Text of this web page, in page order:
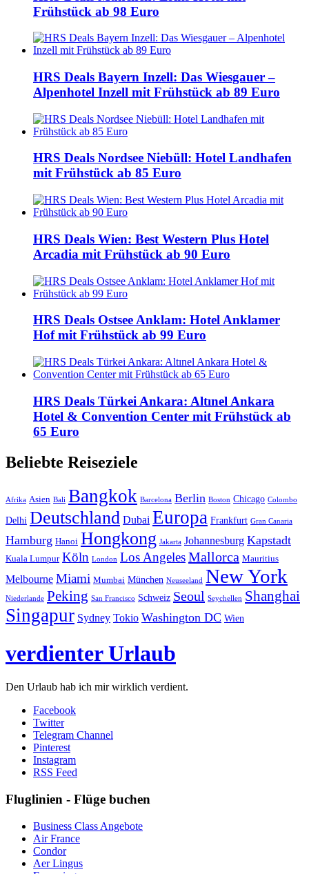
Frühstück ab 98 Euro
HRS Deals Bayern Inzell: Das Wiesgauer –
Alpenhotel Inzell mit Frühstück ab 89 Euro
HRS Deals Nordsee Niebüll: Hotel Landhafen
mit Frühstück ab 85 Euro
HRS Deals Wien: Best Western Plus Hotel
Arcadia mit Frühstück ab 90 Euro
HRS Deals Ostsee Anklam: Hotel Anklamer
Hof mit Frühstück ab 99 Euro
HRS Deals Türkei Ankara: Altınel Ankara
Hotel & Convention Center mit Frühstück ab
65 Euro
Beliebte Reiseziele
Afrika Asien Bali Bangkok Barcelona Berlin Boston Chicago Colombo
Delhi Deutschland Dubai Europa Frankfurt Gran Canaria
Hamburg Hanoi Hongkong Jakarta Johannesburg Kapstadt
Kuala Lumpur Köln London Los AngelesMallorca Mauritius
Melbourne Miami Mumbai München Neuseeland New York
Niederlande Peking San Francisco Schweiz Seoul Seychellen Shanghai
Singapur Sydney Tokio Washington DC Wien
verdienter Urlaub
Den Urlaub hab ich mir wirklich verdient.
Facebook
Twitter
Telegram Channel
Pinterest
Instagram
RSS Feed
Fluglinien - Flüge buchen
Business Class Angebote
Air France
Condor
Aer Lingus